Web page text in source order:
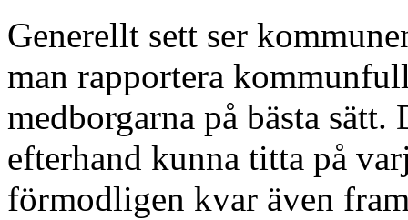
Generellt sett ser
man rapportera
medborgarna på bästa
efterhand kunna titta på
förmodligen kvar även